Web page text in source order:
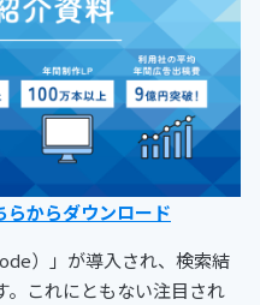
らからダウンロード
）」が導入され、検索結
これにともない注目され